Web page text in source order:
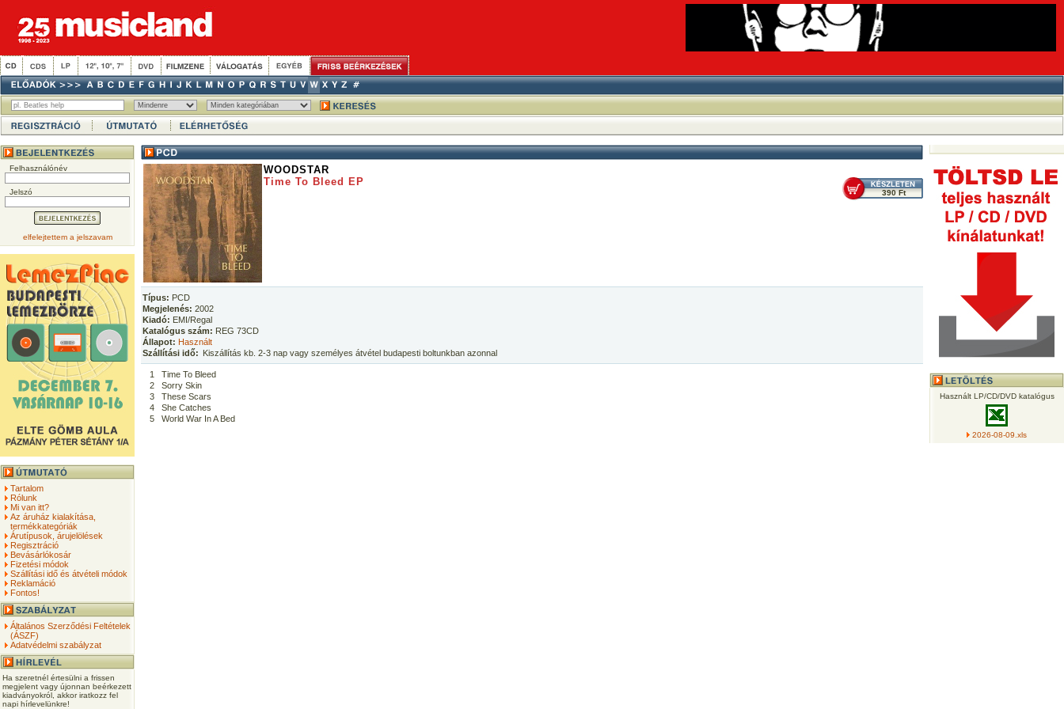
Felhasználónév
Jelszó
elfelejtettem a jelszavam
Tartalom
Rólunk
Mi van itt?
Az áruház kialakítása,
termékkategóriák
Árutípusok, árujelölések
Regisztráció
Bevásárlókosár
Fizetési módok
Szállítási idő és átvételi módok
Reklamáció
Fontos!
Általános Szerződési Feltételek
(ÁSZF)
Adatvédelmi szabályzat
Ha szeretnél értesülni a frissen
megjelent vagy újonnan beérkezett
kiadványokról, akkor iratkozz fel
napi hírlevelünkre!
WOODSTAR
Time To Bleed EP
390 Ft
Típus: PCD
Megjelenés: 2002
Kiadó: EMI/Regal
Katalógus szám: REG 73CD
Állapot: Használt
Szállítási idő: Kiszállítás kb. 2-3 nap vagy személyes átvétel budapesti boltunkban azonnal
1
Time To Bleed
2
Sorry Skin
3
These Scars
4
She Catches
5
World War In A Bed
Használt LP/CD/DVD katalógus
2026-08-09.xls